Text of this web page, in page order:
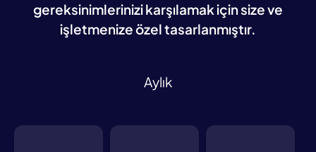
gereksinimlerinizi karşılamak için size ve
işletmenize özel tasarlanmıştır.
Aylık